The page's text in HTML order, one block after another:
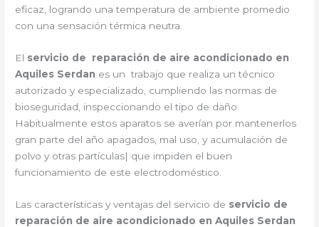
eficaz, logrando una temperatura de ambiente promedio
con una sensación térmica neutra.
El servicio de reparación de aire acondicionado en
Aquiles Serdan es un trabajo que realiza un técnico
autorizado y especializado, cumpliendo las normas de
bioseguridad, inspeccionando el tipo de daño.
Habitualmente estos aparatos se averían por mantenerlos
gran parte del año apagados, mal uso, y acumulación de
polvo y otras partículas| que impiden el buen
funcionamiento de este electrodoméstico.
Las características y ventajas del servicio de servicio de
reparación de aire acondicionado en Aquiles Serdan